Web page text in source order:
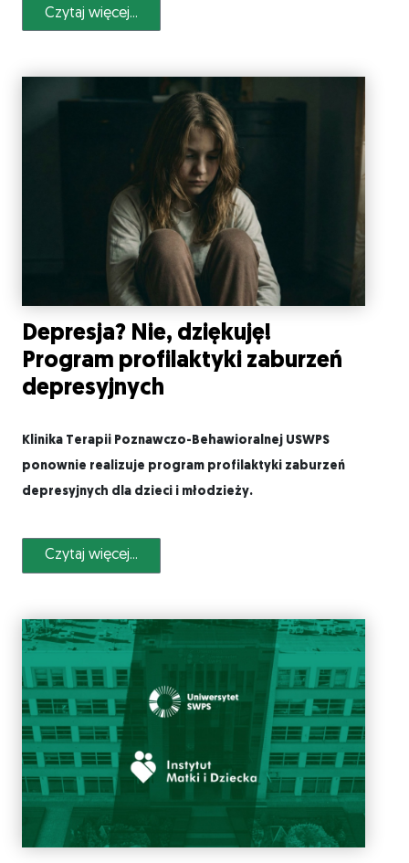
Czytaj więcej...
Depresja? Nie, dziękuję!
Program profilaktyki zaburzeń
depresyjnych
Klinika Terapii Poznawczo-Behawioralnej USWPS
ponownie realizuje program profilaktyki zaburzeń
depresyjnych dla dzieci i młodzieży.
Czytaj więcej...